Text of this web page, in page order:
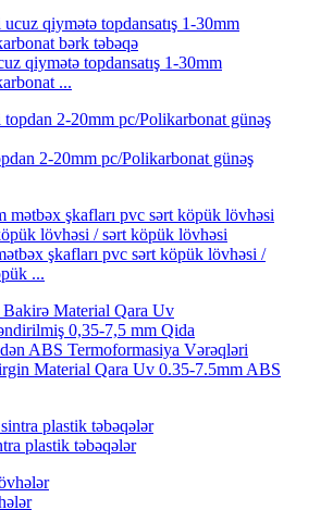
qiymətə topdansatış 1-30mm
...
2-20mm pc/Polikarbonat günəş
şkafları pvc sərt köpük lövhəsi /
...
Material Qara Uv 0.35-7.5mm ABS
plastik təbəqələr